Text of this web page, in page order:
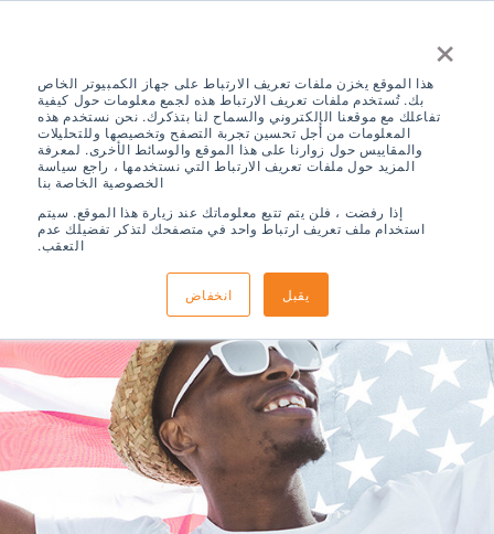
×
هذا الموقع يخزن ملفات تعريف الارتباط على جهاز الكمبيوتر الخاص
بك. تُستخدم ملفات تعريف الارتباط هذه لجمع معلومات حول كيفية
تفاعلك مع موقعنا الإلكتروني والسماح لنا بتذكرك. نحن نستخدم هذه
المعلومات من أجل تحسين تجربة التصفح وتخصيصها وللتحليلات
والمقاييس حول زوارنا على هذا الموقع والوسائط الأخرى. لمعرفة
المزيد حول ملفات تعريف الارتباط التي نستخدمها ، راجع سياسة
الخصوصية الخاصة بنا
إذا رفضت ، فلن يتم تتبع معلوماتك عند زيارة هذا الموقع. سيتم
استخدام ملف تعريف ارتباط واحد في متصفحك لتذكر تفضيلك عدم
التعقب.
يقبل انخفاض